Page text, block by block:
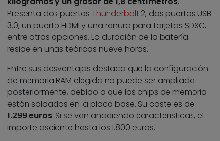
Presenta dos puertos Thunderbolt 2, dos puertos USB
3.0, un puerto HDMI y una ranura para tarjetas SDXC,
entre otras opciones. La duración de la batería
reside en unas teóricas nueve horas.
Entre sus desventajas destaca que la configuración
de memoria RAM elegida no puede ser ampliada
posteriormente, debido a que los chips de memoria
están soldados en la placa base. Su coste es de
1.299 euros. Si se van añadiendo características, el
importe asciente hasta los 1.800 euros.